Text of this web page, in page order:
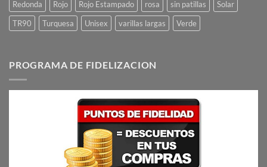
Redonda
Rojo Rojo Estampado rosa sin patillas
Solar
TR90
Turquesa Unisex varillas largas Verde
PROGRAMA DE FIDELIZACION